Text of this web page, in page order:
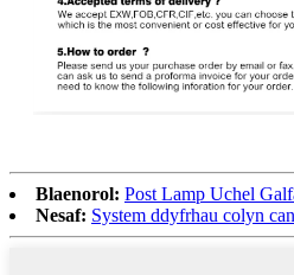
Blaenorol: Post Lamp Uchel
Nesaf: System ddyfrhau colyn